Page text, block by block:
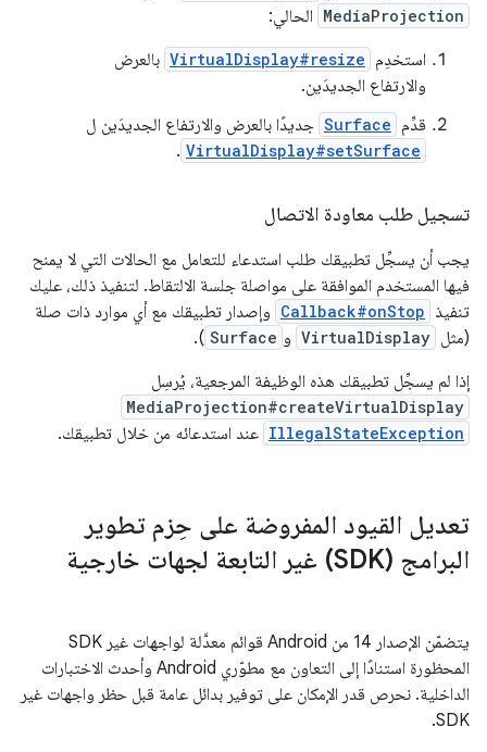
MediaProjection الحالي:
استخدِم VirtualDisplay#resize بالعرض
والارتفاع الجديدَين.
قدِّم Surface جديدًا بالعرض والارتفاع الجديدَين ل
VirtualDisplay#setSurface
.
تسجيل طلب معاودة الاتصال
يجب أن يسجِّل تطبيقك طلب استدعاء للتعامل مع الحالات التي لا يمنح
فيها المستخدم الموافقة على مواصلة جلسة الالتقاط. لتنفيذ ذلك، عليك
تنفيذ Callback#onStop وإصدار تطبيقك مع أي موارد ذات صلة
(مثل VirtualDisplay و Surface
).
إذا لم يسجِّل تطبيقك هذه الوظيفة المرجعية، يُرسِل
MediaProjection#createVirtualDisplay
IllegalStateException عند استدعائه من خلال تطبيقك.
تعديل القيود المفروضة على حِزم تطوير
البرامج (SDK) غير التابعة لجهات خارجية
يتضمّن الإصدار 14 من Android قوائم معدَّلة لواجهات غير SDK
المحظورة استنادًا إلى التعاون مع مطوّري Android وأحدث الاختبارات
الداخلية. نحرص قدر الإمكان على توفير بدائل عامة قبل حظر واجهات غير
SDK.